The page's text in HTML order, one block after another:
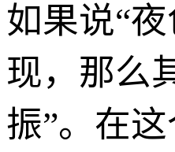
如果说“
现，那么
振”。在